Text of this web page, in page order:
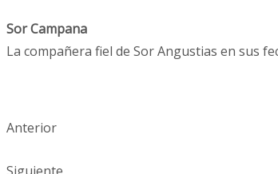
Sor Campana
La compañera fiel de Sor Angustias en sus
Anterior